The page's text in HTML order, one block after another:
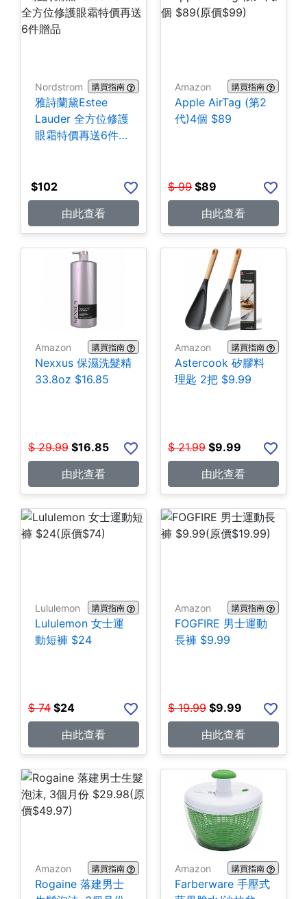
Nordstrom 購買指南
雅詩蘭黛Estee
Lauder 全方位修護
眼霜特價再送6件贈
$102
由此查看
Amazon 購買指南
Apple AirTag (第2
代)4個 $89
$ 99 $89
由此查看
Amazon 購買指南
Nexxus 保濕洗髮精
33.8oz $16.85
$ 29.99 $16.85
由此查看
Amazon 購買指南
Astercook 矽膠料
理匙 2把 $9.99
$ 21.99 $9.99
由此查看
Lululemon 購買指南
Lululemon 女士運
動短褲 $24
$ 74 $24
由此查看
Amazon 購買指南
FOGFIRE 男士運動
長褲 $9.99
$ 19.99 $9.99
由此查看
Amazon 購買指南
Rogaine 落建男士
Amazon 購買指南
Farberware 手壓式